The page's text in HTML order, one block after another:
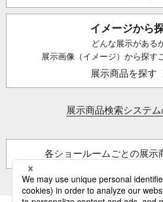
イメージから
どんな展示がある
展示画像（イメージ）から探す
展示商品を探す
展示商品検索システ
各ショールームごとの展示